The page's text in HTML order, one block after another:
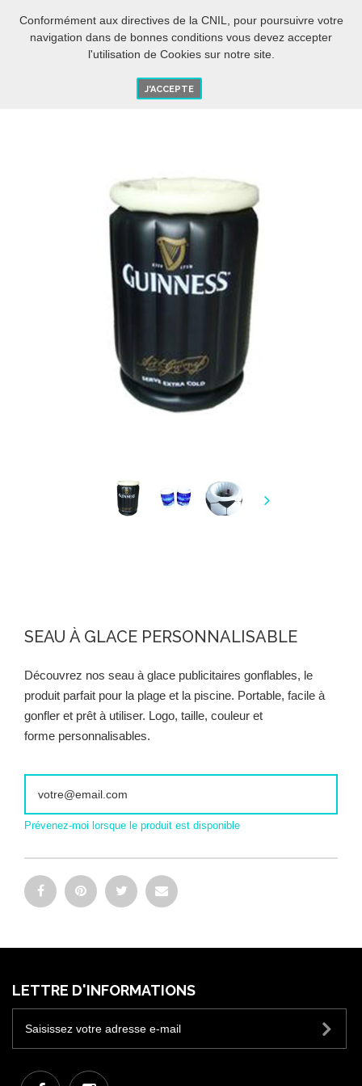
Conformément aux directives de la CNIL, pour poursuivre votre
navigation dans de bonnes conditions vous devez accepter
l'utilisation de Cookies sur notre site.
J'ACCEPTE
FR O
SEAU À GLACE PERSONNALISABLE
Découvrez nos seau à glace publicitaires gonflables, le
produit parfait pour la plage et la piscine. Portable, facile à
gonfler et prêt à utiliser. Logo, taille, couleur et
forme personnalisables.
Prévenez-moi lorsque le produit est disponible
LETTRE D'INFORMATIONS